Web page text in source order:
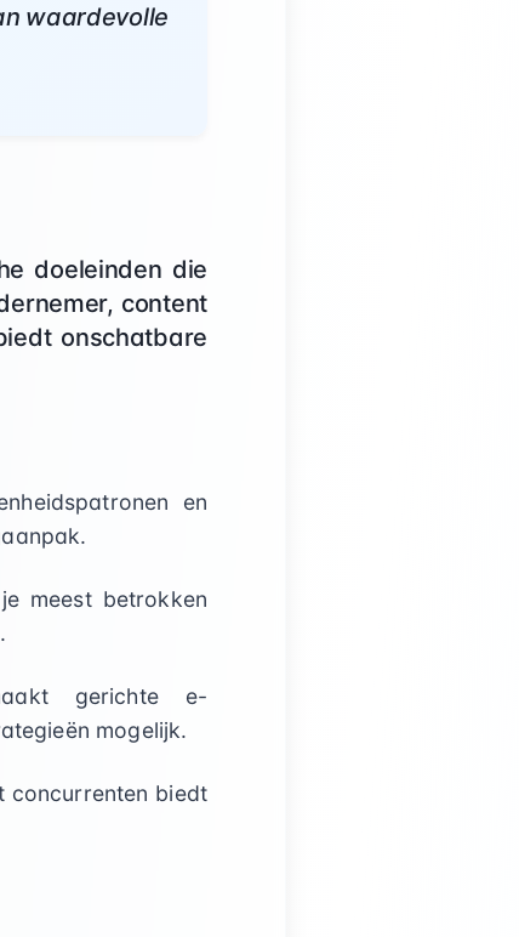
waardevolle
doeleinden die
content
onschatbare
en
meest betrokken
gerichte e-
mogelijk.
concurrenten biedt